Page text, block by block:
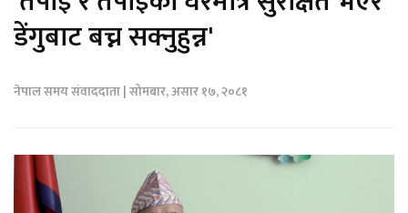
डेंगुबाट बच्न सक्नुहुन्न'
नेपाल समय संवाददाता | सोमबार, असार १७, २०८१